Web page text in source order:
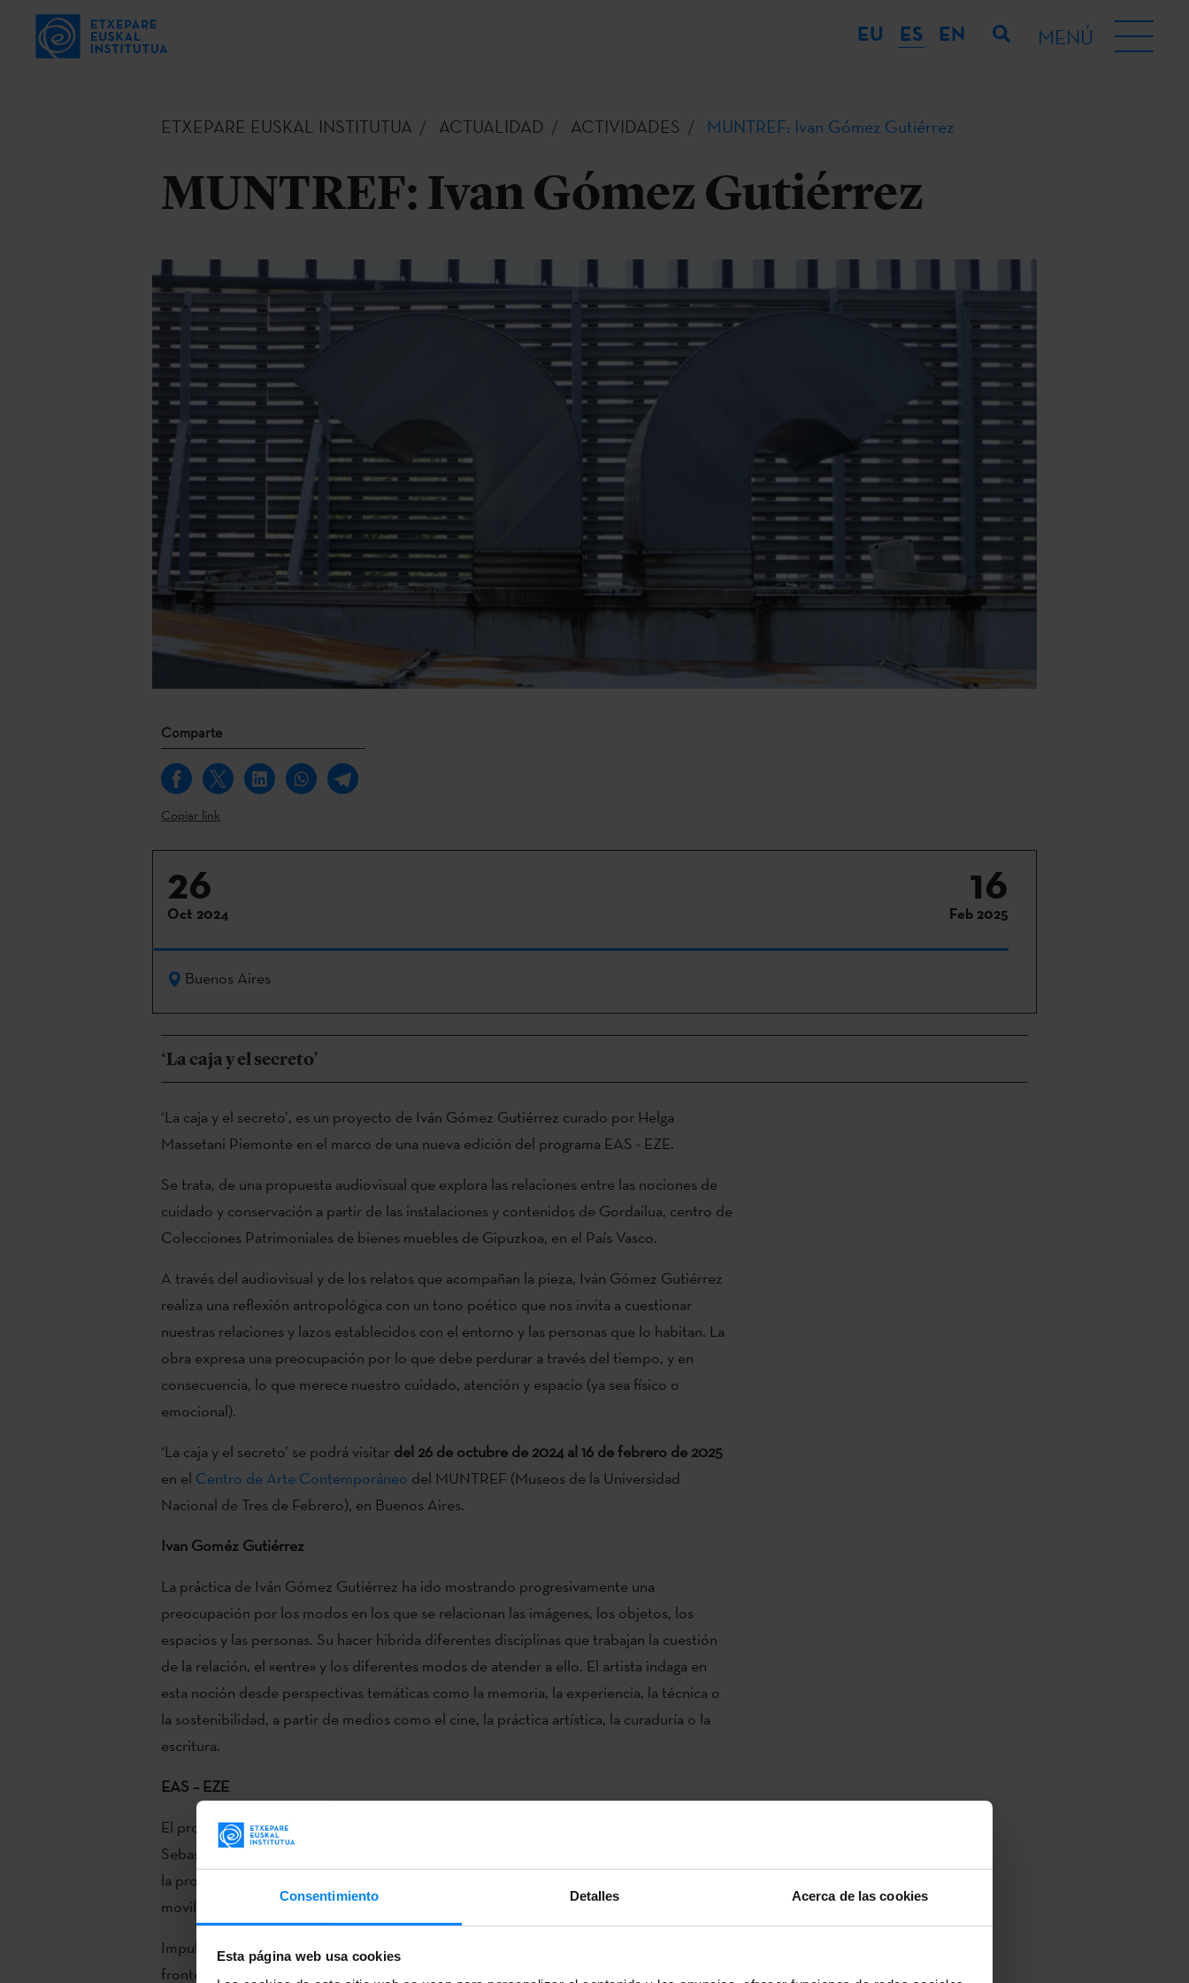
Consentimiento Detalles Acerca de las cookies
Esta página web usa cookies
EU ES EN MENÚ
ETXEPARE EUSKAL INSTITUTUA ACTUALIDAD ACTIVIDADES MUNTREF: Ivan Gómez Gutiérrez
MUNTREF: Ivan Gómez Gutiérrez
Comparte
Copiar link
26
Oct 2024
16
Feb 2025
Buenos Aires
‘La caja y el secreto’
‘La caja y el secreto’, es un proyecto de Iván Gómez Gutiérrez curado por Helga
Massetani Piemonte en el marco de una nueva edición del programa EAS - EZE.
Se trata, de una propuesta audiovisual que explora las relaciones entre las nociones de
cuidado y conservación a partir de las instalaciones y contenidos de Gordailua, centro de
Colecciones Patrimoniales de bienes muebles de Gipuzkoa, en el País Vasco.
A través del audiovisual y de los relatos que acompañan la pieza, Iván Gómez Gutiérrez
realiza una reflexión antropológica con un tono poético que nos invita a cuestionar
nuestras relaciones y lazos establecidos con el entorno y las personas que lo habitan. La
obra expresa una preocupación por lo que debe perdurar a través del tiempo, y en
consecuencia, lo que merece nuestro cuidado, atención y espacio (ya sea físico o
emocional).
‘La caja y el secreto’ se podrá visitar del 26 de octubre de 2024 al 16 de febrero de 2025
en el Centro de Arte Contemporáneo del MUNTREF (Museos de la Universidad
Nacional de Tres de Febrero), en Buenos Aires.
Ivan Goméz Gutiérrez
La práctica de Iván Gómez Gutiérrez ha ido mostrando progresivamente una
preocupación por los modos en los que se relacionan las imágenes, los objetos, los
espacios y las personas. Su hacer hibrida diferentes disciplinas que trabajan la cuestión
de la relación, el «entre» y los diferentes modos de atender a ello. El artista indaga en
esta noción desde perspectivas temáticas como la memoria, la experiencia, la técnica o
la sostenibilidad, a partir de medios como el cine, la práctica artística, la curaduría o la
escritura.
EAS – EZE
El programaEAS – EZE
Sebastián (País Vasco) y Buenos Aires (Argentina). Pretende incentivar la investigación y
la producción artística, contribuir a la promoción de los y las creadoras, y promover la
movilidad internacional de artistas.
Impulsado porBitamine -espacio para la investigación artística, cultural y social en la
frontera entre el País Vasco español y francés – el programa EAS – EZE ofrece una beca